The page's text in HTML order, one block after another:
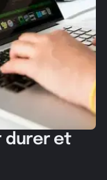
durer et